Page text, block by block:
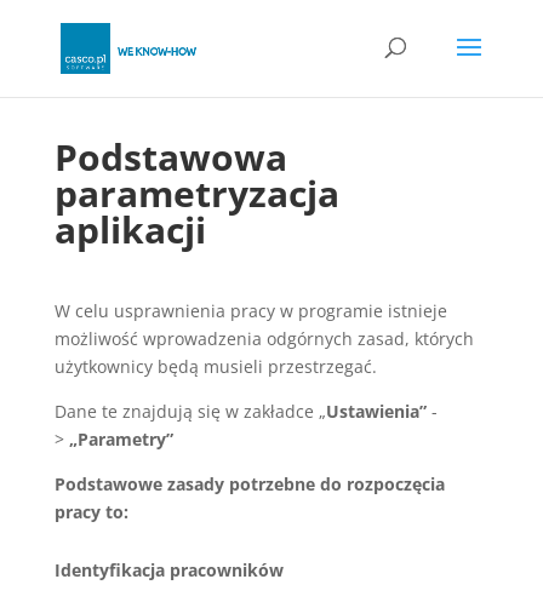
Podstawowa
parametryzacja
aplikacji
W celu usprawnienia pracy w programie istnieje
możliwość wprowadzenia odgórnych zasad, których
użytkownicy będą musieli przestrzegać.
Dane te znajdują się w zakładce „Ustawienia” -
>„Parametry”
Podstawowe zasady potrzebne do rozpoczęcia
pracy to:
Identyfikacja pracowników